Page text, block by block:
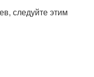
следуйте этим